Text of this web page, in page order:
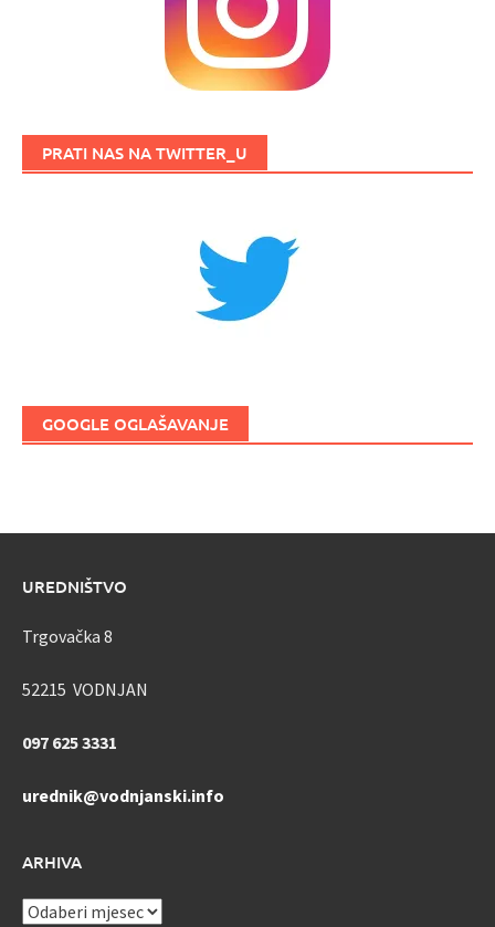
PRATI NAS NA TWITTER_U
GOOGLE OGLAŠAVANJE
UREDNIŠTVO
Trgovačka 8
52215 VODNJAN
097 625 3331
urednik@vodnjanski.info
ARHIVA
ARHIVA